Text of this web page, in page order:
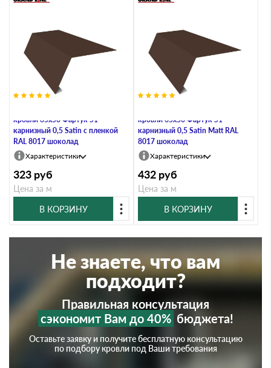
кровли 65х50 Фартук S1
карнизный 0,5 Satin с пленкой
RAL 8017 шоколад
Характеристики
323 руб
Цена за м
В КОРЗИНУ
кровли 65х50 Фартук S1
карнизный 0,5 Satin Matt RAL
8017 шоколад
Характеристики
432 руб
Цена за м
В КОРЗИНУ
Не знаете, что вам
подходит?
Правильная консультация
сэкономит Вам до 40% бюджета!
Оставьте заявку и получите бесплатную консультацию
по подбору кровли под Ваши требования